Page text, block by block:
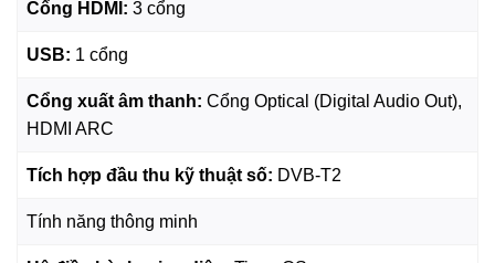
Hình ảnh chỉ mang tính chất minh họa
Tivi 65AU7000 - Công nghệ HDR
Cải thiện độ sáng tivi Samsung 65 inch vượt trội với công
Cổng HDMI: 3 cổng
USB: 1 cổng
Cổng xuất âm thanh: Cổng Optical (Digital Audio Out),
HDMI ARC
Tích hợp đầu thu kỹ thuật số: DVB-T2
Tính năng thông minh